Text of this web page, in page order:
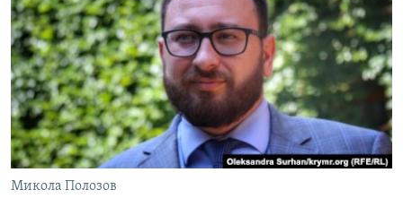
СПЕЦПРОЕКТИ
ДЕПОРТАЦІЯ
ВІДЕОУРОКИ «ELIFBE»
СВІДЧЕННЯ ОКУПАЦІЇ
УКРАЇНСЬКА ПРОБЛЕМА КРИМУ
ІНФОГРАФІКА
ЯК ОБІЙТИ БЛОКУВАННЯ
Русский
Qırımtatar
ДОЛУЧАЙСЯ!
Микола Полозов